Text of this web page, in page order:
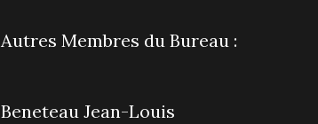
Autres Membres du Bureau :
Beneteau Jean-Louis